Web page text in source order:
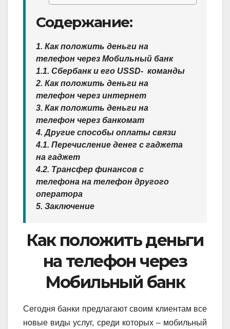
Содержание:
1. Как положить деньги на
телефон через Мобильный банк
1.1. Сбербанк и его USSD- команды
2. Как положить деньги на
телефон через интернет
3. Как положить деньги на
телефон через банкомат
4. Другие способы оплаты связи
4.1. Перечисление денег с гаджета
на гаджет
4.2. Трансфер финансов с
телефона на телефон другого
оператора
5. Заключение
Как положить деньги
на телефон через
Мобильный банк
Сегодня банки предлагают своим клиентам все
новые виды услуг, среди которых – мобильный